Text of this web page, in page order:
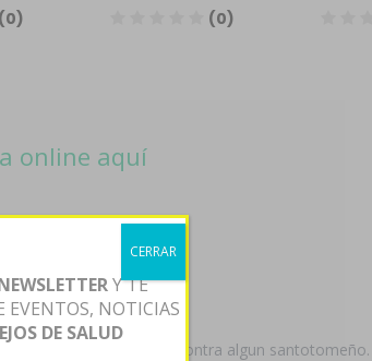
online aquí
menos juzgadora contra algun
Y TE
NOTICIAS
DE SALUD
CERRAR